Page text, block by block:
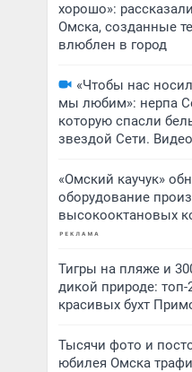
хорошо»:
Омска, созданные
влюблен в город
«Чтобы нас
мы любим»: нерпа
которую спасли
звездой Сети. Видео
«Омский каучук»
оборудование
высокооктановых
Тигры на пляже и
дикой природе:
красивых бухт
Тысячи фото и
юбилея Омска